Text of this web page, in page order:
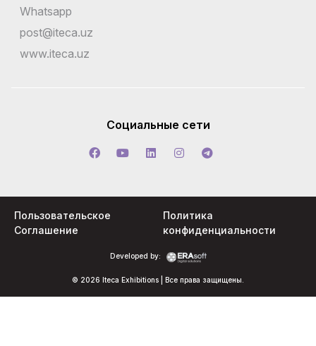
Whatsapp
post@iteca.uz
www.iteca.uz
Социальные сети
© 2026 Iteca Exhibitions | Все права защищены.
Developed by:
Пользовательское
Соглашение
Политика
конфиденциальности